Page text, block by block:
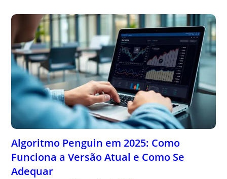
Algoritmo Penguin em 2025: Como
Funciona a Versão Atual e Como Se
Adequar